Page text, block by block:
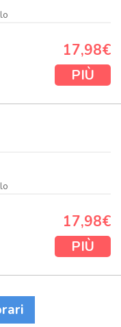
17,98€
PIÙ
17,98€
PIÙ